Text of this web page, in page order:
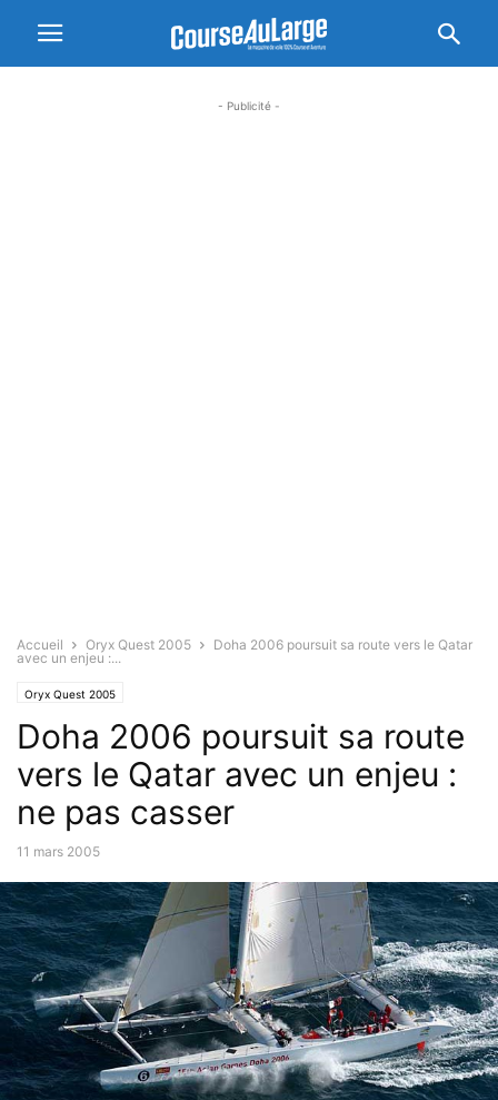
- Publicité -
Accueil Oryx Quest 2005
Doha 2006 poursuit sa route vers le Qatar
avec un enjeu :...
Oryx Quest 2005
Doha 2006 poursuit sa route
vers le Qatar avec un enjeu :
ne pas casser
11 mars 2005